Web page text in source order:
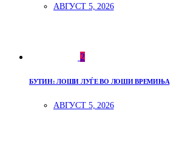
АВГУСТ 5, 2026
2
БУТИН: ЛОШИ ЛУЃЕ ВО ЛОШИ ВРЕМИЊА
АВГУСТ 5, 2026